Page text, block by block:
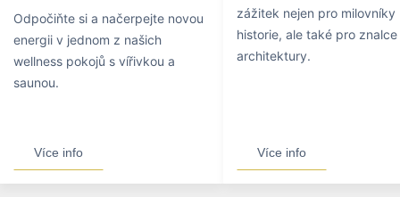
Odpočiňte si a načerpejte novou
energii v jednom z našich
wellness pokojů s vířivkou a
saunou.
Více info
zážitek nejen pro milovníky
historie, ale také pro znalce
architektury.
Více info